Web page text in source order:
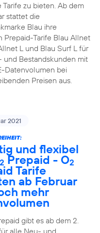
Tarife zu bieten. Ab dem
stattet die
Blau ihre
Prepaid-Tarife Blau Allnet
L und Blau Surf L für
und Bestandskunden mit
Datenvolumen bei
Preisen aus.
2021
und flexibel
Prepaid - O2
Tarife
ab Februar
mehr
gibt es ab dem 2.
alle Neu- und